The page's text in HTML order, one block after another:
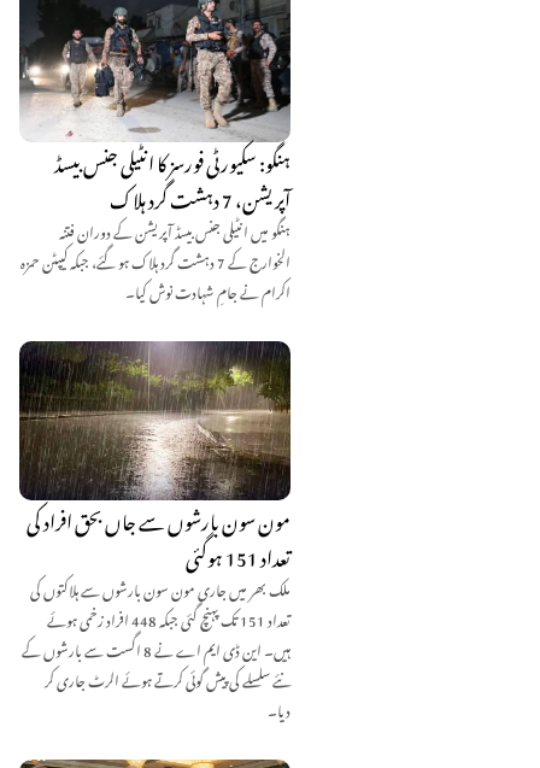
ہنگو: سکیورٹی فورسز کا انٹیلی جنس بیسڈ
آپریشن، 7 دہشت گرد ہلاک
ہنگو میں انٹیلی جنس بیسڈ آپریشن کے دوران فتنہ
الخوارج کے 7 دہشت گرد ہلاک ہو گئے، جبکہ کیپٹن حمزہ
اکرام نے جامِ شہادت نوش کیا۔
مون سون بارشوں سے جاں بحق افراد کی
تعداد 151 ہوگئی
ملک بھر میں جاری مون سون بارشوں سے ہلاکتوں کی
تعداد 151 تک پہنچ گئی جبکہ 448 افراد زخمی ہوئے
ہیں۔ این ڈی ایم اے نے 8 اگست سے بارشوں کے
نئے سلسلے کی پیش گوئی کرتے ہوئے الرٹ جاری کر
دیا۔